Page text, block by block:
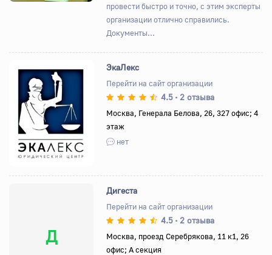
провести быстро и точно, с этим эксперты
организации отлично справились.
Документы...
Назад Вперед
ЭкаЛекс
Перейти на сайт организации
4.5 • 2 отзыва
Москва, Генерала Белова, 26, 327 офис; 4
этаж
нет
Д
Дигеста
Перейти на сайт организации
4.5 • 2 отзыва
Москва, проезд Серебрякова, 11 к1, 26
офис; А секция